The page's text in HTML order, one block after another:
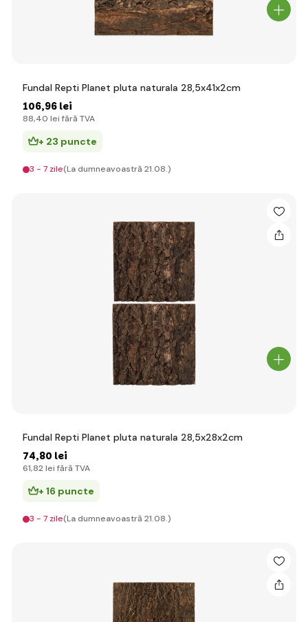
Fundal Repti Planet pluta naturala 28,5x41x2cm
106,96 lei
88,40 lei fără TVA
+ 23 puncte
3 - 7 zile(La dumneavoastră 21.08.)
Fundal Repti Planet pluta naturala 28,5x28x2cm
74,80 lei
61,82 lei fără TVA
+ 16 puncte
3 - 7 zile(La dumneavoastră 21.08.)